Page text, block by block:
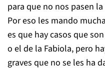
para que no nos pasen
Por eso les mando
es que hay casos que
o el de la Fabiola, pero
graves que no se les ha